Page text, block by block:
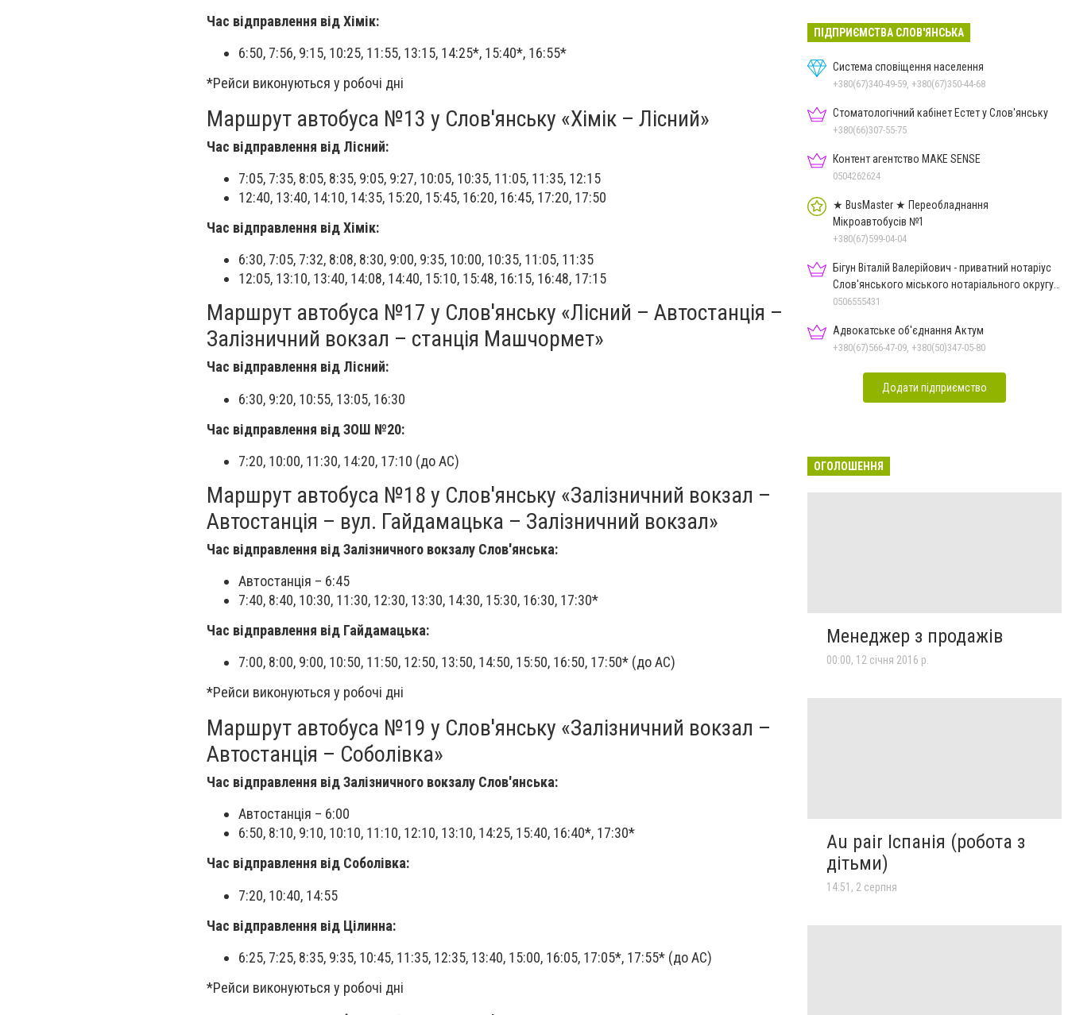
Час відправлення від Хімік:
6:50, 7:56, 9:15, 10:25, 11:55, 13:15, 14:25*, 15:40*, 16:55*
*Рейси виконуються у робочі дні
Маршрут автобуса №13 у Слов'янську «Хімік – Лісний»
Час відправлення від Лісний:
7:05, 7:35, 8:05, 8:35, 9:05, 9:27, 10:05, 10:35, 11:05, 11:35, 12:15
12:40, 13:40, 14:10, 14:35, 15:20, 15:45, 16:20, 16:45, 17:20, 17:50
Час відправлення від Хімік:
6:30, 7:05, 7:32, 8:08, 8:30, 9:00, 9:35, 10:00, 10:35, 11:05, 11:35
12:05, 13:10, 13:40, 14:08, 14:40, 15:10, 15:48, 16:15, 16:48, 17:15
Маршрут автобуса №17 у Слов'янську «Лісний – Автостанція –
Залізничний вокзал – станція Машчормет»
Час відправлення від Лісний:
6:30, 9:20, 10:55, 13:05, 16:30
Час відправлення від ЗОШ №20:
7:20, 10:00, 11:30, 14:20, 17:10 (до АС)
Маршрут автобуса №18 у Слов'янську «Залізничний вокзал –
Автостанція – вул. Гайдамацька – Залізничний вокзал»
Час відправлення від Залізничного вокзалу Слов'янська:
Автостанція – 6:45
7:40, 8:40, 10:30, 11:30, 12:30, 13:30, 14:30, 15:30, 16:30, 17:30*
Час відправлення від Гайдамацька:
7:00, 8:00, 9:00, 10:50, 11:50, 12:50, 13:50, 14:50, 15:50, 16:50, 17:50* (до АС)
*Рейси виконуються у робочі дні
Маршрут автобуса №19 у Слов'янську «Залізничний вокзал –
Автостанція – Соболівка»
Час відправлення від Залізничного вокзалу Слов'янська:
Автостанція – 6:00
6:50, 8:10, 9:10, 10:10, 11:10, 12:10, 13:10, 14:25, 15:40, 16:40*, 17:30*
Час відправлення від Соболівка:
7:20, 10:40, 14:55
Час відправлення від Цілинна:
6:25, 7:25, 8:35, 9:35, 10:45, 11:35, 12:35, 13:40, 15:00, 16:05, 17:05*, 17:55* (до АС)
*Рейси виконуються у робочі дні
ПІДПРИЄМСТВА СЛОВ'ЯНСЬКА
Система сповіщення населення
+380(67)340-49-59, +380(67)350-44-68
Стоматологічний кабінет Естет у Слов'янську
+380(66)307-55-75
Контент агентство MAKE SENSE
0504262624
★ BusMaster ★ Переобладнання
Мікроавтобусів №1
+380(67)599-04-04
Бігун Віталій Валерійович - приватний нотаріус
Слов'янського міського нотаріального округу
Дон.обл.
0506555431
Адвокатське об'єднання Актум
+380(67)566-47-09, +380(50)347-05-80
Додати підприємство
ОГОЛОШЕННЯ
Менеджер з продажів
00:00, 12 січня 2016 р.
Au pair Іспанія (робота з
дітьми)
14:51, 2 серпня